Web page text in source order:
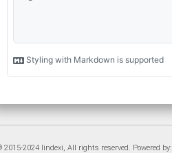
2015-2024 lindexi, All rights reserved. Powered by: